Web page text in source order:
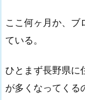
ここ何ヶ月か、ブ
ている。
ひとまず長野県に
が多くなってくる